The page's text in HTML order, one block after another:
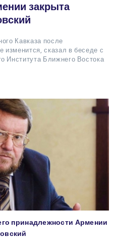
закрыта
Кавказа после
изменится, сказал в беседе с
Института Ближнего Востока
принадлежности Армении